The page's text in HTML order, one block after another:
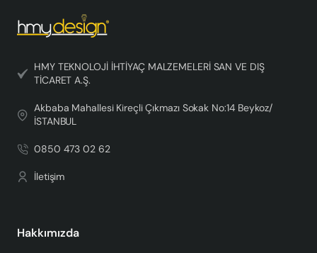
HMY TEKNOLOJİ İHTİYAÇ MALZEMELERİ SAN VE DIŞ
TİCARET A.Ş.
Akbaba Mahallesi Kireçli Çıkmazı Sokak No:14 Beykoz/
İSTANBUL
0850 473 02 62
İletişim
Hakkımızda